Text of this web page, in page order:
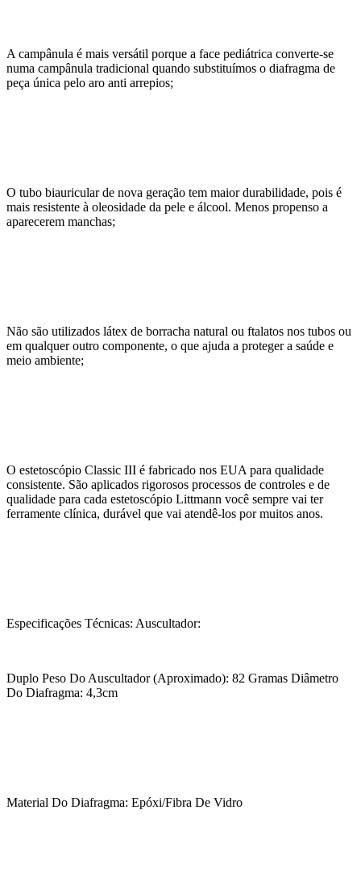
A campânula é mais versátil porque a face pediátrica converte-se
numa campânula tradicional quando substituímos o diafragma de
peça única pelo aro anti arrepios;
O tubo biauricular de nova geração tem maior durabilidade, pois é
mais resistente à oleosidade da pele e álcool. Menos propenso a
aparecerem manchas;
Não são utilizados látex de borracha natural ou ftalatos nos tubos ou
em qualquer outro componente, o que ajuda a proteger a saúde e
meio ambiente;
O estetoscópio Classic III é fabricado nos EUA para qualidade
consistente. São aplicados rigorosos processos de controles e de
qualidade para cada estetoscópio Littmann você sempre vai ter
ferramente clínica, durável que vai atendê-los por muitos anos.
Especificações Técnicas: Auscultador:
Duplo Peso Do Auscultador (Aproximado): 82 Gramas Diâmetro
Do Diafragma: 4,3cm
Material Do Diafragma: Epóxi/Fibra De Vidro